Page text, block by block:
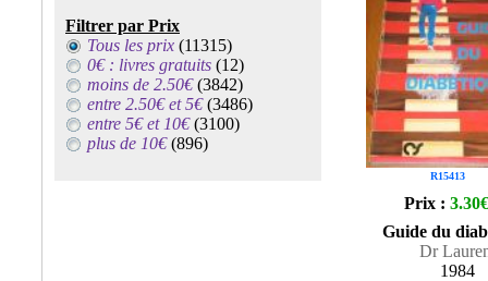
Filtrer par Prix
Tous les prix (11315)
0€ : livres gratuits (12)
moins de 2.50€(3842)
entre 2.50€ et 5€(3486)
entre 5€ et 10€(3100)
plus de 10€(896)
R15413
Prix : 3.30€
Guide du
Dr
1984